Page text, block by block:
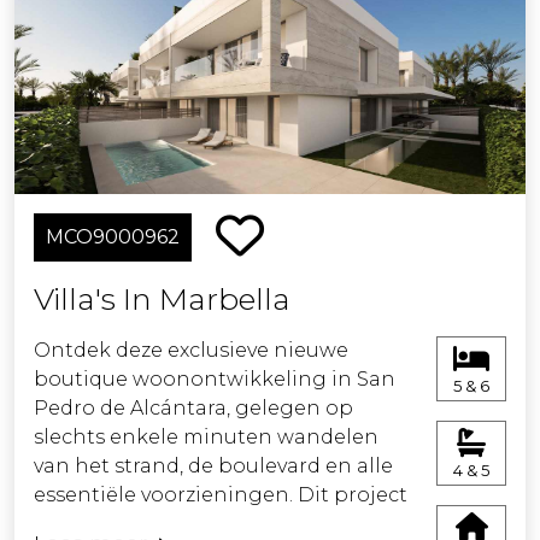
bevorderd voor het plezier van de
MCO9000962
Villa's In Marbella
Ontdek deze exclusieve nieuwe
boutique woonontwikkeling in San
Pedro de Alcántara, gelegen op
slechts enkele minuten wandelen
van het strand, de boulevard en alle
essentiële voorzieningen. Dit project
5 & 6
4 & 5